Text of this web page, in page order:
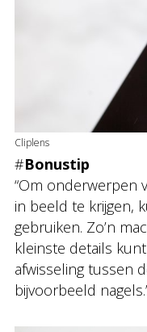
Cliplens
#Bonustip
“Om onderwerpen
in beeld te krijgen,
gebruiken. Zo’n
kleinste details
afwisseling tussen
bijvoorbeeld